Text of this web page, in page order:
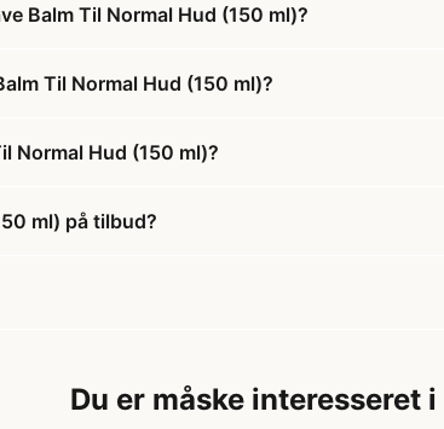
Balm Til Normal Hud (150 ml)?
Til Normal Hud (150 ml)?
Normal Hud (150 ml)?
ml) på tilbud?
Du er måske interesseret i